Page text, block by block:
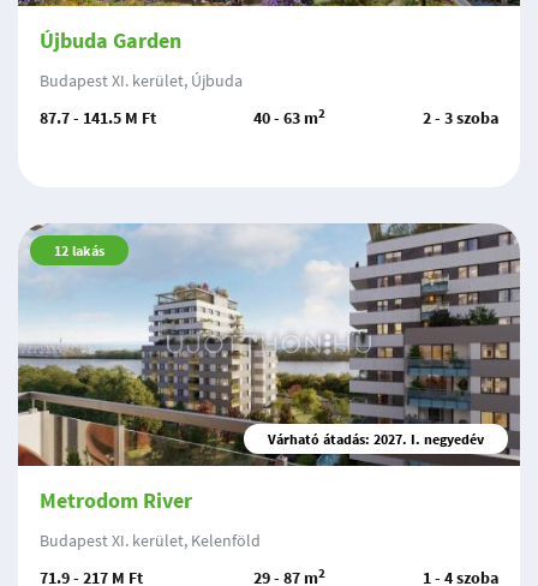
Újbuda Garden
Budapest XI. kerület, Újbuda
87.7 - 141.5 M Ft
40 - 63 m2 2 - 3 szoba
12 lakás
Várható átadás: 2027. I. negyedév
Metrodom River
Budapest XI. kerület, Kelenföld
71.9 - 217 M Ft
29 - 87 m2 1 - 4 szoba